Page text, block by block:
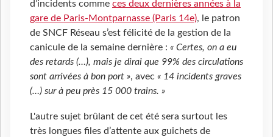
d’incidents comme ces deux dernières années à la
gare de Paris-Montparnasse (Paris 14e), le patron
de SNCF Réseau s’est félicité de la gestion de la
canicule de la semaine dernière : « Certes, on a eu
des retards (…), mais je dirai que 99% des circulations
sont arrivées à bon port », avec « 14 incidents graves
(…) sur à peu près 15 000 trains. »
L'autre sujet brûlant de cet été sera surtout les
très longues files d’attente aux guichets de